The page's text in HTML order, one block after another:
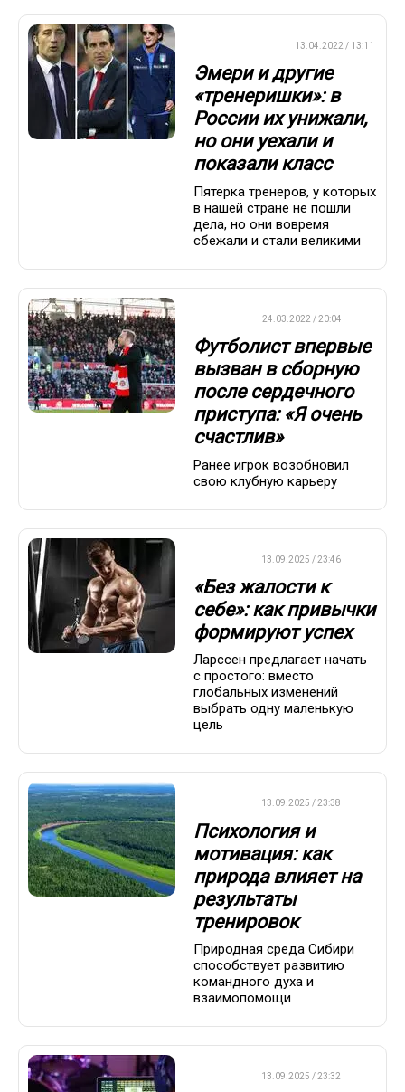
13.04.2022 / 13:11
Эмери и другие
«тренеришки»: в
России их унижали,
но они уехали и
показали класс
Пятерка тренеров, у которых
в нашей стране не пошли
дела, но они вовремя
сбежали и стали великими
24.03.2022 / 20:04
Футболист впервые
вызван в сборную
после сердечного
приступа: «Я очень
счастлив»
Ранее игрок возобновил
свою клубную карьеру
13.09.2025 / 23:46
«Без жалости к
себе»: как привычки
формируют успех
Ларссен предлагает начать
с простого: вместо
глобальных изменений
выбрать одну маленькую
цель
13.09.2025 / 23:38
Психология и
мотивация: как
природа влияет на
результаты
тренировок
Природная среда Сибири
способствует развитию
командного духа и
взаимопомощи
13.09.2025 / 23:32